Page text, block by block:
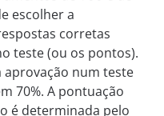
escolher a
corretas
teste (ou os pontos).
num teste
70%. A pontuação
é determinada pelo